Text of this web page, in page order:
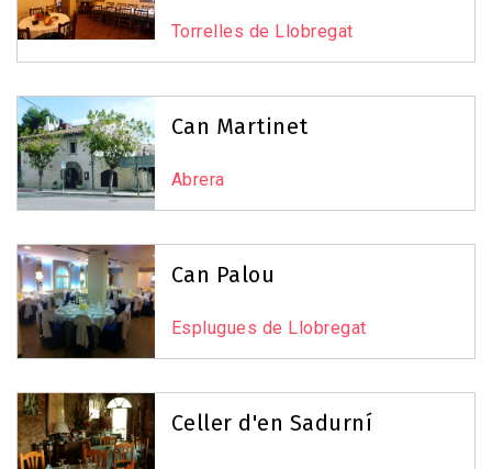
Torrelles de Llobregat
Can Martinet
Abrera
Can Palou
Esplugues de Llobregat
Celler d'en Sadurní